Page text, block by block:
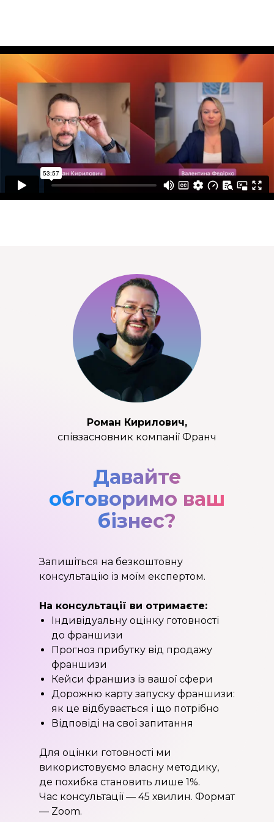
Роман Кирилович,
співзасновник компанії Франч
Запишіться на безкоштовну
консультацію із моїм експертом.
На консультації ви отримаєте:
Індивідуальну оцінку готовності
до франшизи
Прогноз прибутку від продажу
франшизи
Кейси франшиз із вашої сфери
Дорожню карту запуску франшизи:
як це відбувається і що потрібно
Відповіді на свої запитання
Для оцінки готовності ми
використовуємо власну методику,
де похибка становить лише 1%.
Час консультації — 45 хвилин. Формат
— Zoom.
Давайте
обговоримо ваш
бізнес?